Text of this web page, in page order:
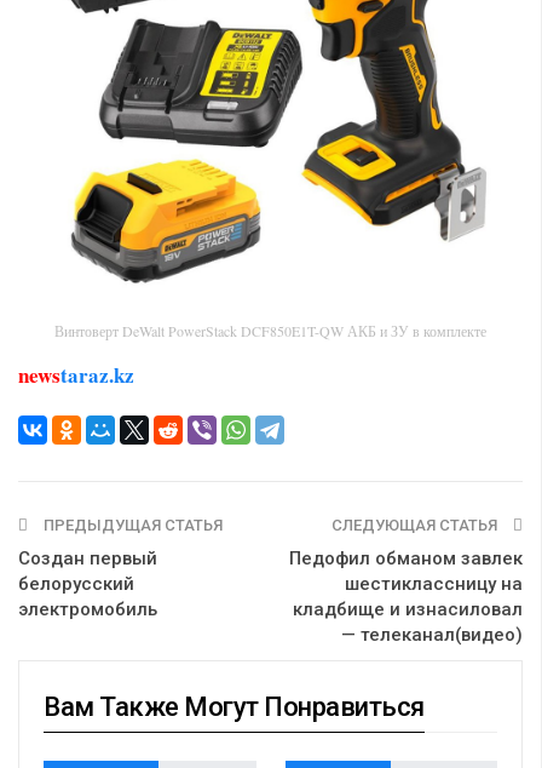
Винтоверт DeWalt PowerStack DCF850E1T-QW АКБ и ЗУ в комплекте
newstaraz.kz
ПРЕДЫДУЩАЯ СТАТЬЯ
Создан первый
белорусский
электромобиль
СЛЕДУЮЩАЯ СТАТЬЯ
Педофил обманом завлек
шестиклассницу на
кладбище и изнасиловал
— телеканал(видео)
Вам Также Могут Понравиться